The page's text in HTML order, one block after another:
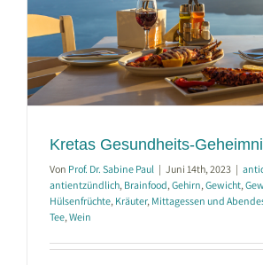
Kretas Gesundheits-
Von Prof. Dr. Sabine Paul | Juni 14th, 2023 |
antientzündlich, Brainfood,Gehirn,Gewicht,
Hülsenfrüchte, Kräuter, Mittagessen und
Tee,Wein